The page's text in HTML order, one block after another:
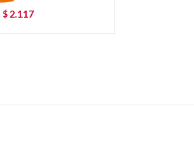
$ 2.117